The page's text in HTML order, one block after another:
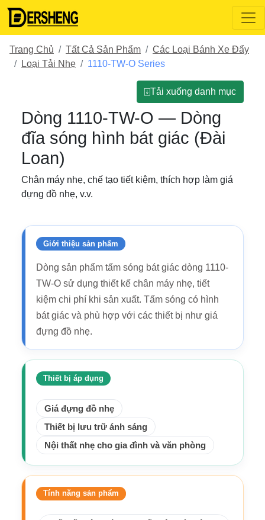
Trang Chủ Tất Cả Sản Phẩm
Các Loại Bánh Xe Đẩy
Loại Tải Nhẹ
1110-TW-O Series
⍗Tải xuống danh mục
Dòng 1110-TW-O — Dòng
đĩa sóng hình bát giác (Đài
Loan)
Chân máy nhẹ, chế tạo tiết kiệm, thích hợp làm giá
đựng đồ nhẹ, v.v.
Giới thiệu sản phẩm
Dòng sản phẩm tấm sóng bát giác dòng 1110-
TW-O sử dụng thiết kế chân máy nhẹ, tiết
kiệm chi phí khi sản xuất. Tấm sóng có hình
bát giác và phù hợp với các thiết bị như giá
đựng đồ nhẹ.
Thiết bị áp dụng
Giá đựng đồ nhẹ
Thiết bị lưu trữ ánh sáng
Nội thất nhẹ cho gia đình và văn phòng
Tính năng sản phẩm